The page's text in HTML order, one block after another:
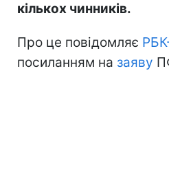
кількох чинників.
Про це повідомляє
посиланням на заяву